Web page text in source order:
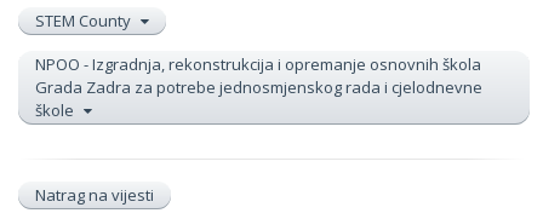
STEM County
NPOO - Izgradnja, rekonstrukcija i opremanje osnovnih škola
Grada Zadra za potrebe jednosmjenskog rada i cjelodnevne
škole
Natrag na vijesti